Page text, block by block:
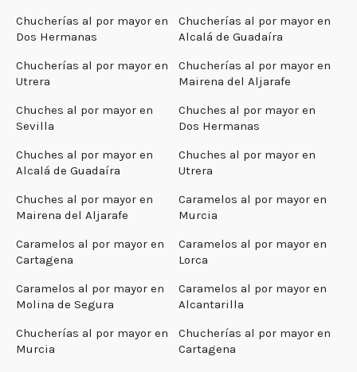
Chucherías al por mayor en
Dos Hermanas
Chucherías al por mayor en
Alcalá de Guadaíra
Chucherías al por mayor en
Utrera
Chucherías al por mayor en
Mairena del Aljarafe
Chuches al por mayor en
Sevilla
Chuches al por mayor en
Dos Hermanas
Chuches al por mayor en
Alcalá de Guadaíra
Chuches al por mayor en
Utrera
Chuches al por mayor en
Mairena del Aljarafe
Caramelos al por mayor en
Murcia
Caramelos al por mayor en
Cartagena
Caramelos al por mayor en
Lorca
Caramelos al por mayor en
Molina de Segura
Caramelos al por mayor en
Alcantarilla
Chucherías al por mayor en
Murcia
Chucherías al por mayor en
Cartagena